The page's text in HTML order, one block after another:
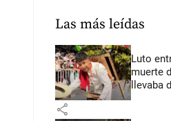
Las más leídas
Luto
muerte
llevaba
share